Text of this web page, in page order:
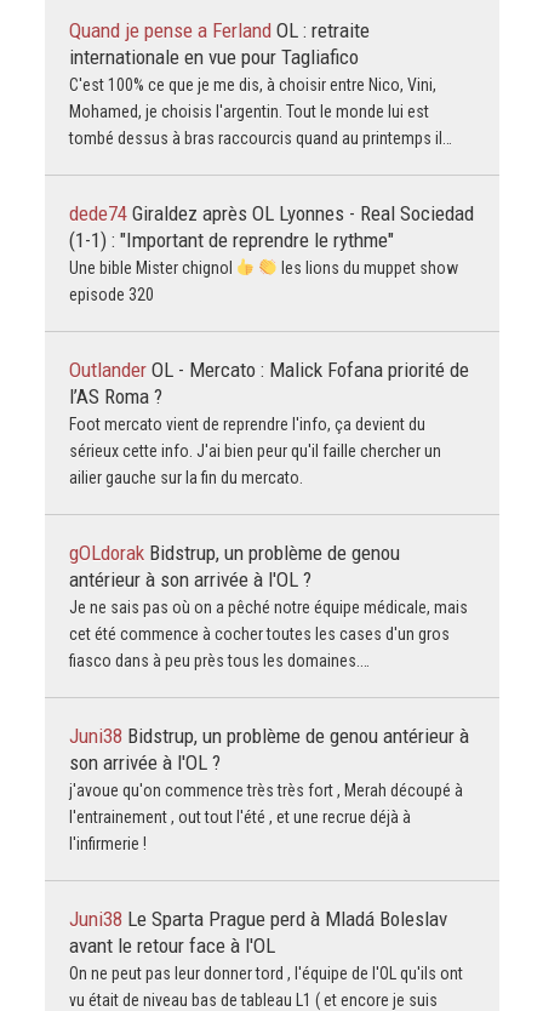
Quand je pense a Ferland OL : retraite
internationale en vue pour Tagliafico
C'est 100% ce que je me dis, à choisir entre Nico, Vini,
Mohamed, je choisis l'argentin. Tout le monde lui est
tombé dessus à bras raccourcis quand au printemps il…
dede74 Giraldez après OL Lyonnes - Real Sociedad
(1-1) : "Important de reprendre le rythme"
Une bible Mister chignol
les lions du muppet show
episode 320
Outlander OL - Mercato : Malick Fofana priorité de
l’AS Roma ?
Foot mercato vient de reprendre l'info, ça devient du
sérieux cette info. J'ai bien peur qu'il faille chercher un
ailier gauche sur la fin du mercato.
gOLdorak Bidstrup, un problème de genou
antérieur à son arrivée à l'OL ?
Je ne sais pas où on a pêché notre équipe médicale, mais
cet été commence à cocher toutes les cases d'un gros
fiasco dans à peu près tous les domaines.…
Juni38 Bidstrup, un problème de genou antérieur à
son arrivée à l'OL ?
j'avoue qu'on commence très très fort , Merah découpé à
l'entrainement , out tout l'été , et une recrue déjà à
l'infirmerie !
Juni38 Le Sparta Prague perd à Mladá Boleslav
avant le retour face à l'OL
On ne peut pas leur donner tord , l'équipe de l'OL qu'ils ont
vu était de niveau bas de tableau L1 ( et encore je suis